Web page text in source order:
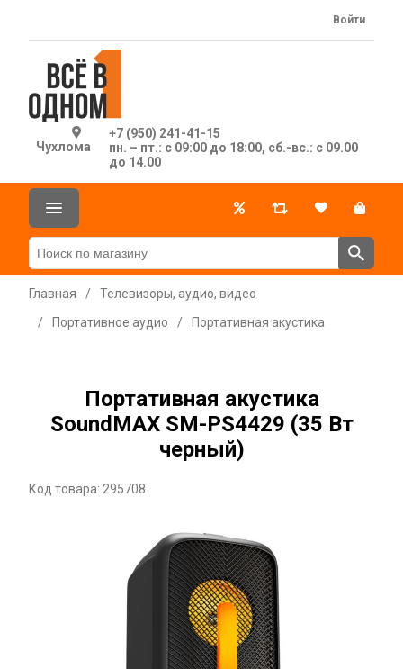
Чухлома
+7 (950) 241-41-15
пн. – пт.: с 09:00 до 18:00, сб.-вс.: с 09.00
до 14.00
Войти
Главная /
Телевизоры, аудио, видео
/
Портативное аудио / Портативная акустика
Портативная акустика
SoundMAX SM-PS4429 (35 Вт
черный)
Код товара: 295708